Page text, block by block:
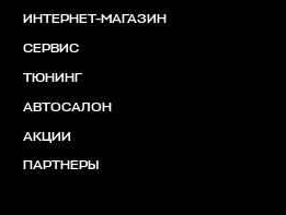
ИНТЕРНЕТ-МАГАЗИН
СЕРВИС
ТЮНИНГ
АВТОСАЛОН
АКЦИИ
ПАРТНЕРЫ